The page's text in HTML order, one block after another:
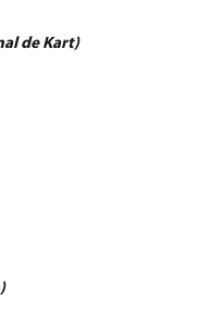
de Kart)